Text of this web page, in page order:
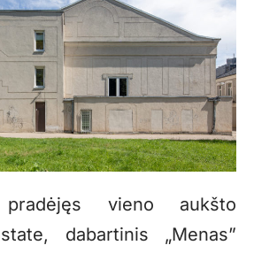
vieno aukšto
dabartinis „Menas”